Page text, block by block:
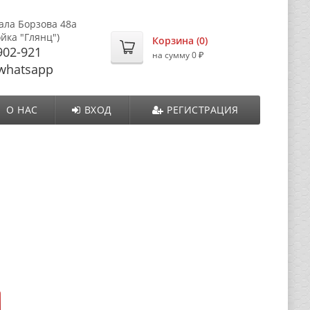
Борзова 48а
"Глянц")
921
Корзина (0)
на сумму0₽
О НАС ВХОД РЕГИСТРАЦИЯ